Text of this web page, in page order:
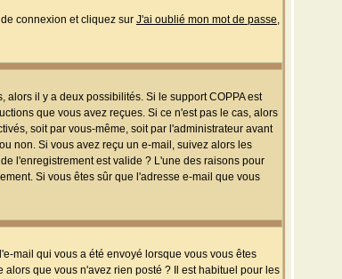
connexion et cliquez sur J'ai oublié mon mot de passe,
il y a deux possibilités. Si le support COPPA est
que vous avez reçues. Si ce n'est pas le cas, alors
soit par vous-même, soit par l'administrateur avant
non. Si vous avez reçu un e-mail, suivez alors les
l'enregistrement est valide ? L'une des raisons pour
Si vous êtes sûr que l'adresse e-mail que vous
mail qui vous a été envoyé lorsque vous vous êtes
que vous n'avez rien posté ? Il est habituel pour les